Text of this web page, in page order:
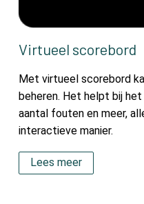
Virtueel scorebord
Met virtueel scorebord
beheren. Het helpt bij
aantal fouten en meer,
interactieve manier.
Lees meer